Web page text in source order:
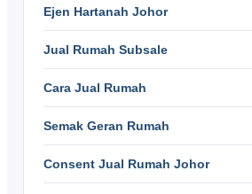
Ejen Hartanah Johor
Jual Rumah Subsale
Cara Jual Rumah
Semak Geran Rumah
Consent Jual Rumah Johor